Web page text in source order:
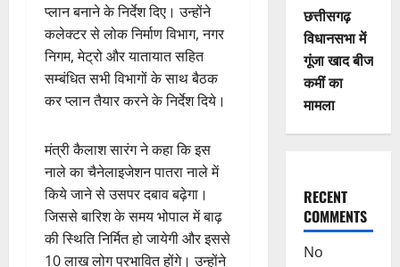
प्लान बनाने के निर्देश दिए। उन्होंने
कलेक्टर से लोक निर्माण विभाग, नगर
निगम, मेट्रो और यातायात सहित
सम्बंधित सभी विभागों के साथ बैठक
कर प्लान तैयार करने के निर्देश दिये।
मंत्री कैलाश सारंग ने कहा कि इस
नाले का चैनेलाइजेशन पातरा नाले में
किये जाने से उसपर दबाव बढ़ेगा।
जिससे बारिश के समय भोपाल में बाढ़
की स्थिति निर्मित हो जायेगी और इससे
10 लाख लोग प्रभावित होंगे। उन्होंने
छत्तीसगढ़
विधानसभा में
गूंजा खाद बीज
कमीं का
मामला
RECENT
COMMENTS
No